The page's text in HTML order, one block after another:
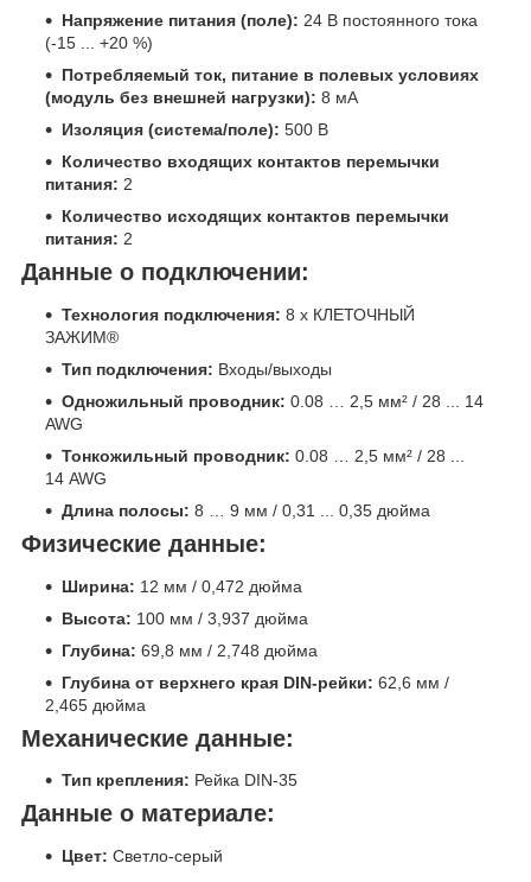
Напряжение питания (поле): 24 В постоянного тока
(-15 ... +20 %)
Потребляемый ток, питание в полевых условиях
(модуль без внешней нагрузки): 8 мА
Изоляция (система/поле): 500 В
Количество входящих контактов перемычки
питания: 2
Количество исходящих контактов перемычки
питания: 2
Данные о подключении:
Технология подключения: 8 х КЛЕТОЧНЫЙ
ЗАЖИМ®
Тип подключения: Входы/выходы
Одножильный проводник: 0.08 … 2,5 мм² / 28 ... 14
AWG
Тонкожильный проводник: 0.08 … 2,5 мм² / 28 ...
14 AWG
Длина полосы: 8 … 9 мм / 0,31 ... 0,35 дюйма
Физические данные:
Ширина: 12 мм / 0,472 дюйма
Высота: 100 мм / 3,937 дюйма
Глубина: 69,8 мм / 2,748 дюйма
Глубина от верхнего края DIN-рейки: 62,6 мм /
2,465 дюйма
Механические данные:
Тип крепления: Рейка DIN-35
Данные о материале:
Цвет: Светло-серый